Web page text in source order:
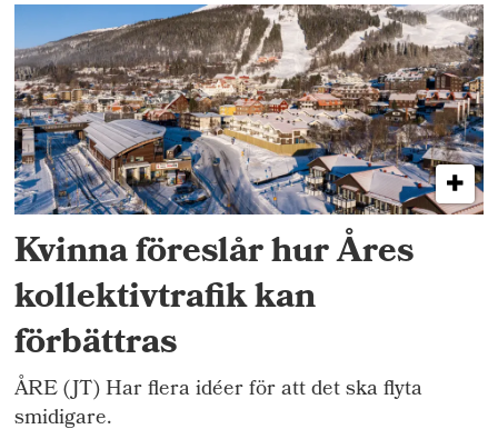
Kvinna föreslår hur Åres
kollektivtrafik kan
förbättras
ÅRE (JT) Har flera idéer för att det ska flyta
smidigare.